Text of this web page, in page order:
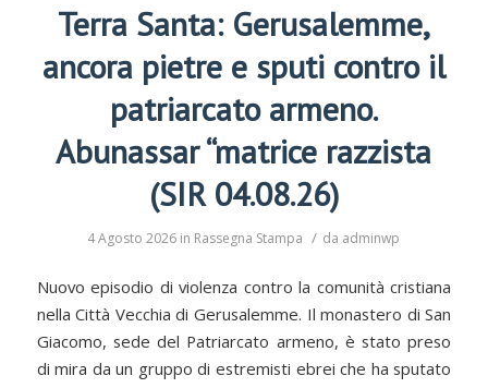
Terra Santa: Gerusalemme,
ancora pietre e sputi contro il
patriarcato armeno.
Abunassar “matrice razzista
(SIR 04.08.26)
4 Agosto 2026 in Rassegna Stampa / da adminwp
Nuovo episodio di violenza contro la comunità cristiana
nella Città Vecchia di Gerusalemme. Il monastero di San
Giacomo, sede del Patriarcato armeno, è stato preso
di mira da un gruppo di estremisti ebrei che ha sputato